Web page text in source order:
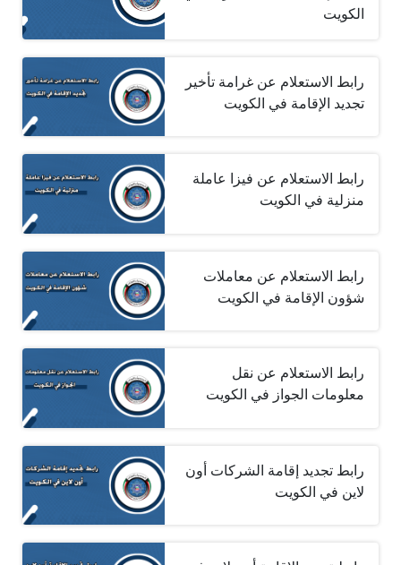
الكويت
رابط الاستعلام عن غرامة تأخير
تجديد الإقامة في الكويت
رابط الاستعلام عن فيزا عاملة
منزلية في الكويت
رابط الاستعلام عن معاملات
شؤون الإقامة في الكويت
رابط الاستعلام عن نقل
معلومات الجواز في الكويت
رابط تجديد إقامة الشركات أون
لاين في الكويت